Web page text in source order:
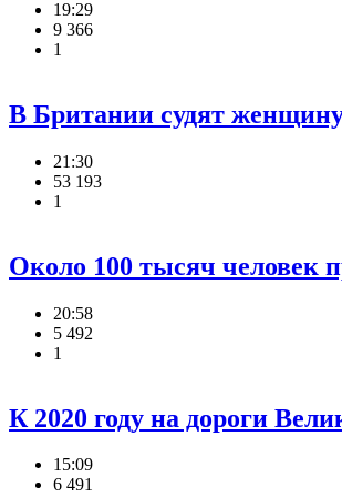
19:29
9 366
1
В Британии судят
21:30
53 193
1
Около 100 тысяч человек
20:58
5 492
1
К 2020 году на дороги
15:09
6 491